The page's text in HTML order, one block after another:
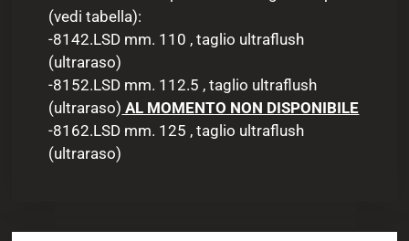
(vedi tabella):
-8142.LSD mm. 110 , taglio ultraflush
(ultraraso)
-8152.LSD mm. 112.5 , taglio ultraflush
(ultraraso) AL MOMENTO NON DISPONIBILE
-8162.LSD mm. 125 , taglio ultraflush
(ultraraso)